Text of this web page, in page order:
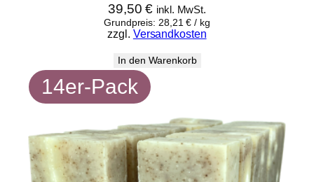
39,50€ inkl. MwSt.
Grundpreis: 28,21€ / kg
zzgl. Versandkosten
In den Warenkorb
14er-Pack